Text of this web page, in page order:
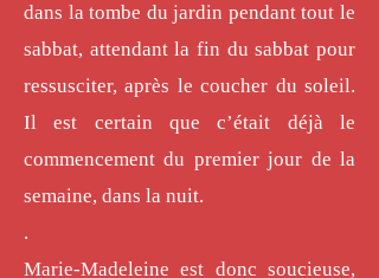
dans la tombe du jardin pendant tout le
sabbat, attendant la fin du sabbat pour
ressusciter, après le coucher du soleil.
Il est certain que c’était déjà le
commencement du premier jour de la
semaine, dans la nuit.
.
Marie-Madeleine est donc soucieuse,